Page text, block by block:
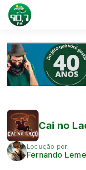
Cai no
Locução por:
Fernando Leme